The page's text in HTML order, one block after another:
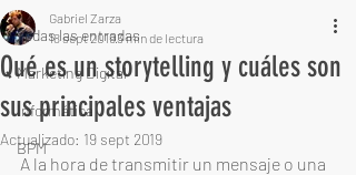
Todas las entradas
Marketing Digital
Informática
BPM
Qué es un storytelling y cuáles son
sus principales ventajas
Gabriel Zarza
18 sept 20193 min de lectura
Actualizado: 19 sept 2019
A la hora de transmitir un mensaje o una